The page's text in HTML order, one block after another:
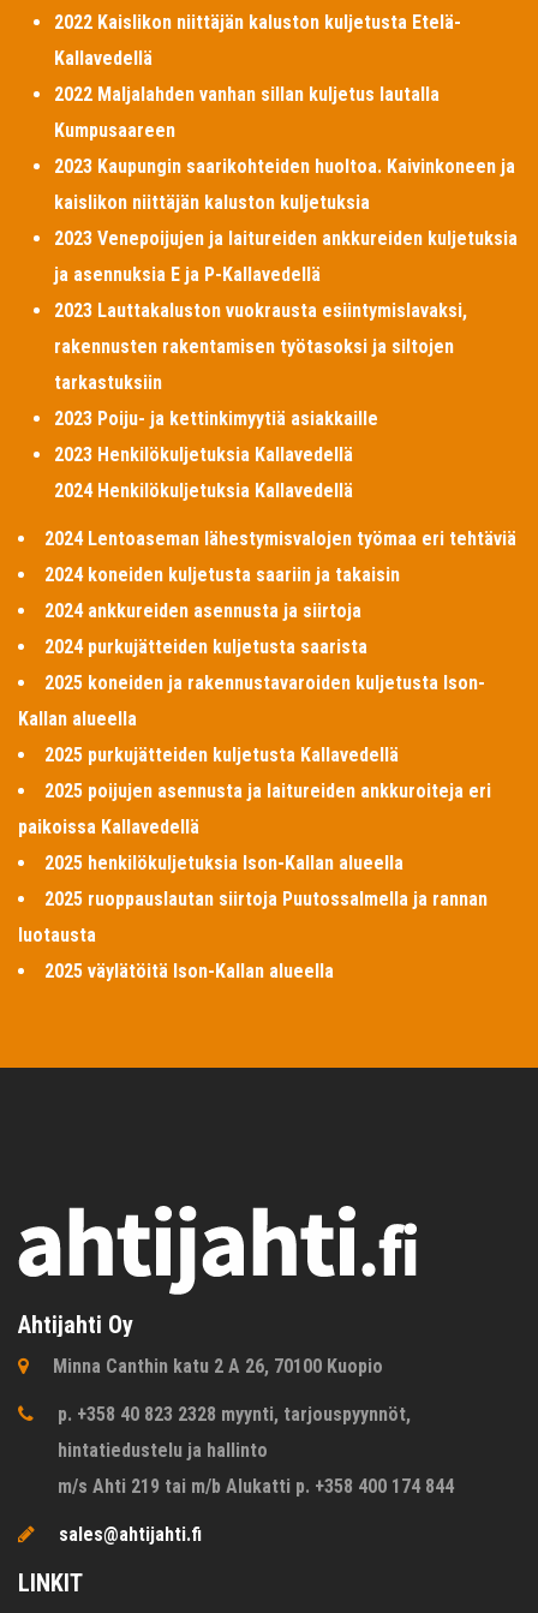
2022 Kaislikon niittäjän kaluston kuljetusta Etelä-
Kallavedellä
2022 Maljalahden vanhan sillan kuljetus lautalla
Kumpusaareen
2023 Kaupungin saarikohteiden huoltoa. Kaivinkoneen ja
kaislikon niittäjän kaluston kuljetuksia
2023 Venepoijujen ja laitureiden ankkureiden kuljetuksia
ja asennuksia E ja P-Kallavedellä
2023 Lauttakaluston vuokrausta esiintymislavaksi,
rakennusten rakentamisen työtasoksi ja siltojen
tarkastuksiin
2023 Poiju- ja kettinkimyytiä asiakkaille
2023 Henkilökuljetuksia Kallavedellä
2024 Henkilökuljetuksia Kallavedellä
2024 Lentoaseman lähestymisvalojen työmaa eri tehtäviä
2024 koneiden kuljetusta saariin ja takaisin
2024 ankkureiden asennusta ja siirtoja
2024 purkujätteiden kuljetusta saarista
2025 koneiden ja rakennustavaroiden kuljetusta Ison-
Kallan alueella
2025 purkujätteiden kuljetusta Kallavedellä
2025 poijujen asennusta ja laitureiden ankkuroiteja eri
paikoissa Kallavedellä
2025 henkilökuljetuksia Ison-Kallan alueella
2025 ruoppauslautan siirtoja Puutossalmella ja rannan
luotausta
2025 väylätöitä Ison-Kallan alueella
Ahtijahti Oy
Minna Canthin katu 2 A 26, 70100 Kuopio
p. +358 40 823 2328 myynti, tarjouspyynnöt,
hintatiedustelu ja hallinto
m/s Ahti 219 tai m/b Alukatti p. +358 400 174 844
sales@ahtijahti.fi
LINKIT